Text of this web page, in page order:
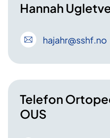
Hannah
hajahr@sshf.no
Telefon
OUS